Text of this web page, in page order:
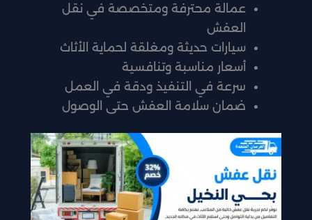
عمالة محترفة ومتخصصة في نقل
العفش
سيارات حديثة ومغلقة لحماية الأثاث
أسعار مناسبة وتنافسية
سرعة في التنفيذ ودقة في العمل
ضمان سلامة العفش حتى الوصول